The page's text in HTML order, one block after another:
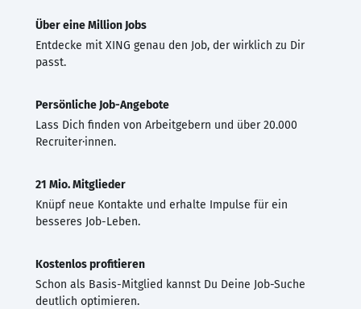
Über eine Million Jobs
Entdecke mit XING genau den Job, der wirklich zu Dir
passt.
Persönliche Job-Angebote
Lass Dich finden von Arbeitgebern und über 20.000
Recruiter·innen.
21 Mio. Mitglieder
Knüpf neue Kontakte und erhalte Impulse für ein
besseres Job-Leben.
Kostenlos profitieren
Schon als Basis-Mitglied kannst Du Deine Job-Suche
deutlich optimieren.